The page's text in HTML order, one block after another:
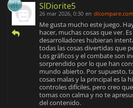
SlDiorite5
26 mar 2026, 0:30 en dlcompare.com
Me gusta mucho este juego.
hacer, muchas cosas que ver.
desarrolladores hubieran
todas las cosas divertidas que
Los gráficos y el combate son
sorprendido por lo que han
mundo abierto. Por supuesto,
cosas malas y la principal es la
controles difíciles, pero creo
tomas con calma y no te
del contenido.